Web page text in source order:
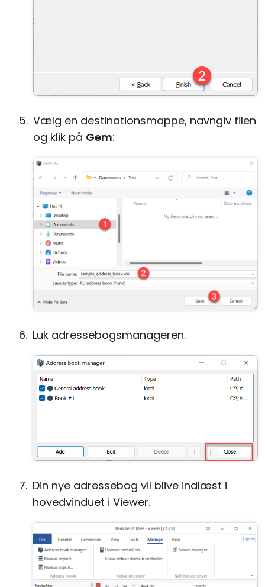
Vælg en destinationsmappe, navngiv filen
og klik på Gem:
Luk adressebogsmanageren.
Din nye adressebog vil blive indlæst i
hovedvinduet i Viewer.